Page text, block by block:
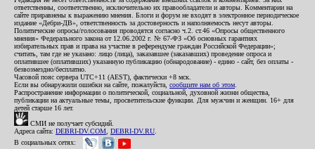
ответственны, соответственно, исключительно их правообладатели и авторы. Комментарии на
сайте приравнены к выражению мнения. Блоги и форум не входят в электронное периодическое
издание «Дебри-ДВ», ответственность за достоверность и наполняемость несут авторы.
Политические опросы/голосования проводятся согласно ч.2. ст.46 «Опросы общественного
мнения» Федерального закона от 12.06.2002 г. № 67-ФЗ «Об основных гарантиях
избирательных прав и права на участие в референдуме граждан Российской Федерации»;
считать, там где не указано: лицо (лица), заказавшее (заказавших) проведение опроса и
оплатившее (оплативших) указанную публикацию (обнародование) - едино - сайт, без оплаты -
безвозмездно/бесплатно.
Часовой пояс сервера UTC+11 (AEST), фактически +8 мск.
Если вы обнаружили ошибки на сайте, пожалуйста, сообщите нам об этом
Распространение информации о политической, социальной, духовной жизни общества,
публикации на актуальные темы, просветительские функции. Для мужчин и женщин. 16+ для
детей старше 16 лет.
СМИ не получает субсидий.
Адреса сайта: DEBRI-DV.COM DEBRI-DV.RU
В социальных сетях: